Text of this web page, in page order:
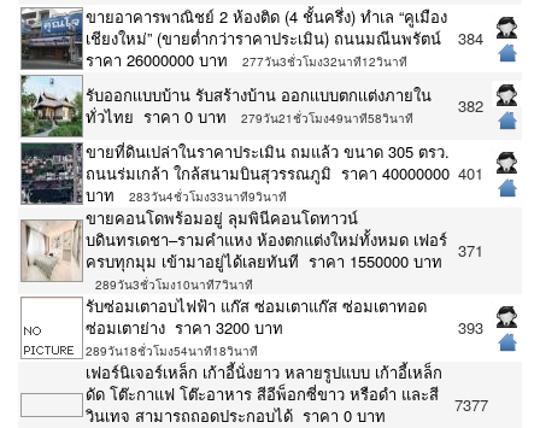
ขายอาคารพาณิชย์ 2 ห้องติด (4 ชั้นครึ่ง) ทำเล “คูเมือง
เชียงใหม่” (ขายต่ำกว่าราคาประเมิน) ถนนมณีนพรัตน์
ราคา 26000000 บาท
277วัน3ชั่วโมง32นาที12วินาที
384
รับออกเเบบบ้าน รับสร้างบ้าน ออกเเบบตกเเต่งภายใน
ทั่วไทย ราคา 0 บาท
279วัน21ชั่วโมง49นาที58วินาที
382
ขายที่ดินเปล่าในราคาประเมิน ถมแล้ว ขนาด 305 ตรว.
ถนนร่มเกล้า ใกล้สนามบินสุวรรณภูมิ ราคา 40000000
บาท
283วัน4ชั่วโมง33นาที9วินาที
401
ขายคอนโดพร้อมอยู่ ลุมพินีคอนโดทาวน์
บดินทรเดชา–รามคำแหง ห้องตกแต่งใหม่ทั้งหมด เฟอร์
ครบทุกมุม เข้ามาอยู่ได้เลยทันที ราคา 1550000 บาท
289วัน3ชั่วโมง10นาที7วินาที
371
รับซ่อมเตาอบไฟฟ้า แก๊ส ซ่อมเตาแก๊ส ซ่อมเตาทอด
ซ่อมเตาย่าง ราคา 3200 บาท
289วัน18ชั่วโมง54นาที18วินาที
393
เฟอร์นิเจอร์เหล็ก เก้าอี้นั่งยาว หลายรูปแบบ เก้าอี้เหล็ก
ดัด โต๊ะกาแฟ โต๊ะอาหาร สีอีพ็อกซี่ขาว หรือดำ และสี
วินเทจ สามารถถอดประกอบได้ ราคา 0 บาท
7377